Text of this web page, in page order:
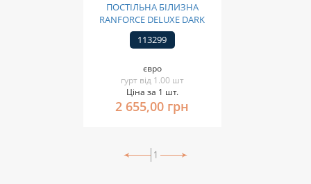
ПОСТІЛЬНА БІЛИЗНА
RANFORCE DELUXE DARK
113299
євро
гурт від 1.00 шт
Ціна за 1 шт.
2 655,00 грн
1